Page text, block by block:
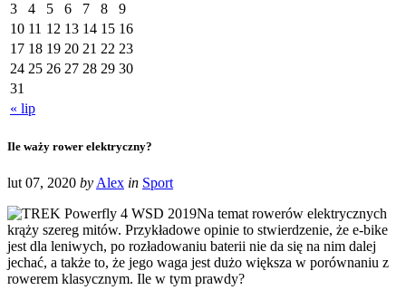
« lip
3
4 5 6 7 8
9
10 11 12 13 14 15 16
17 18 19 20 21 22 23
24 25 26 27 28 29 30
31
Ile waży rower elektryczny?
lut 07, 2020 by Alex in Sport
Na temat rowerów elektrycznych
krąży szereg mitów. Przykładowe opinie to stwierdzenie, że e-bike
jest dla leniwych, po rozładowaniu baterii nie da się na nim dalej
jechać, a także to, że jego waga jest dużo większa w porównaniu z
rowerem klasycznym. Ile w tym prawdy?